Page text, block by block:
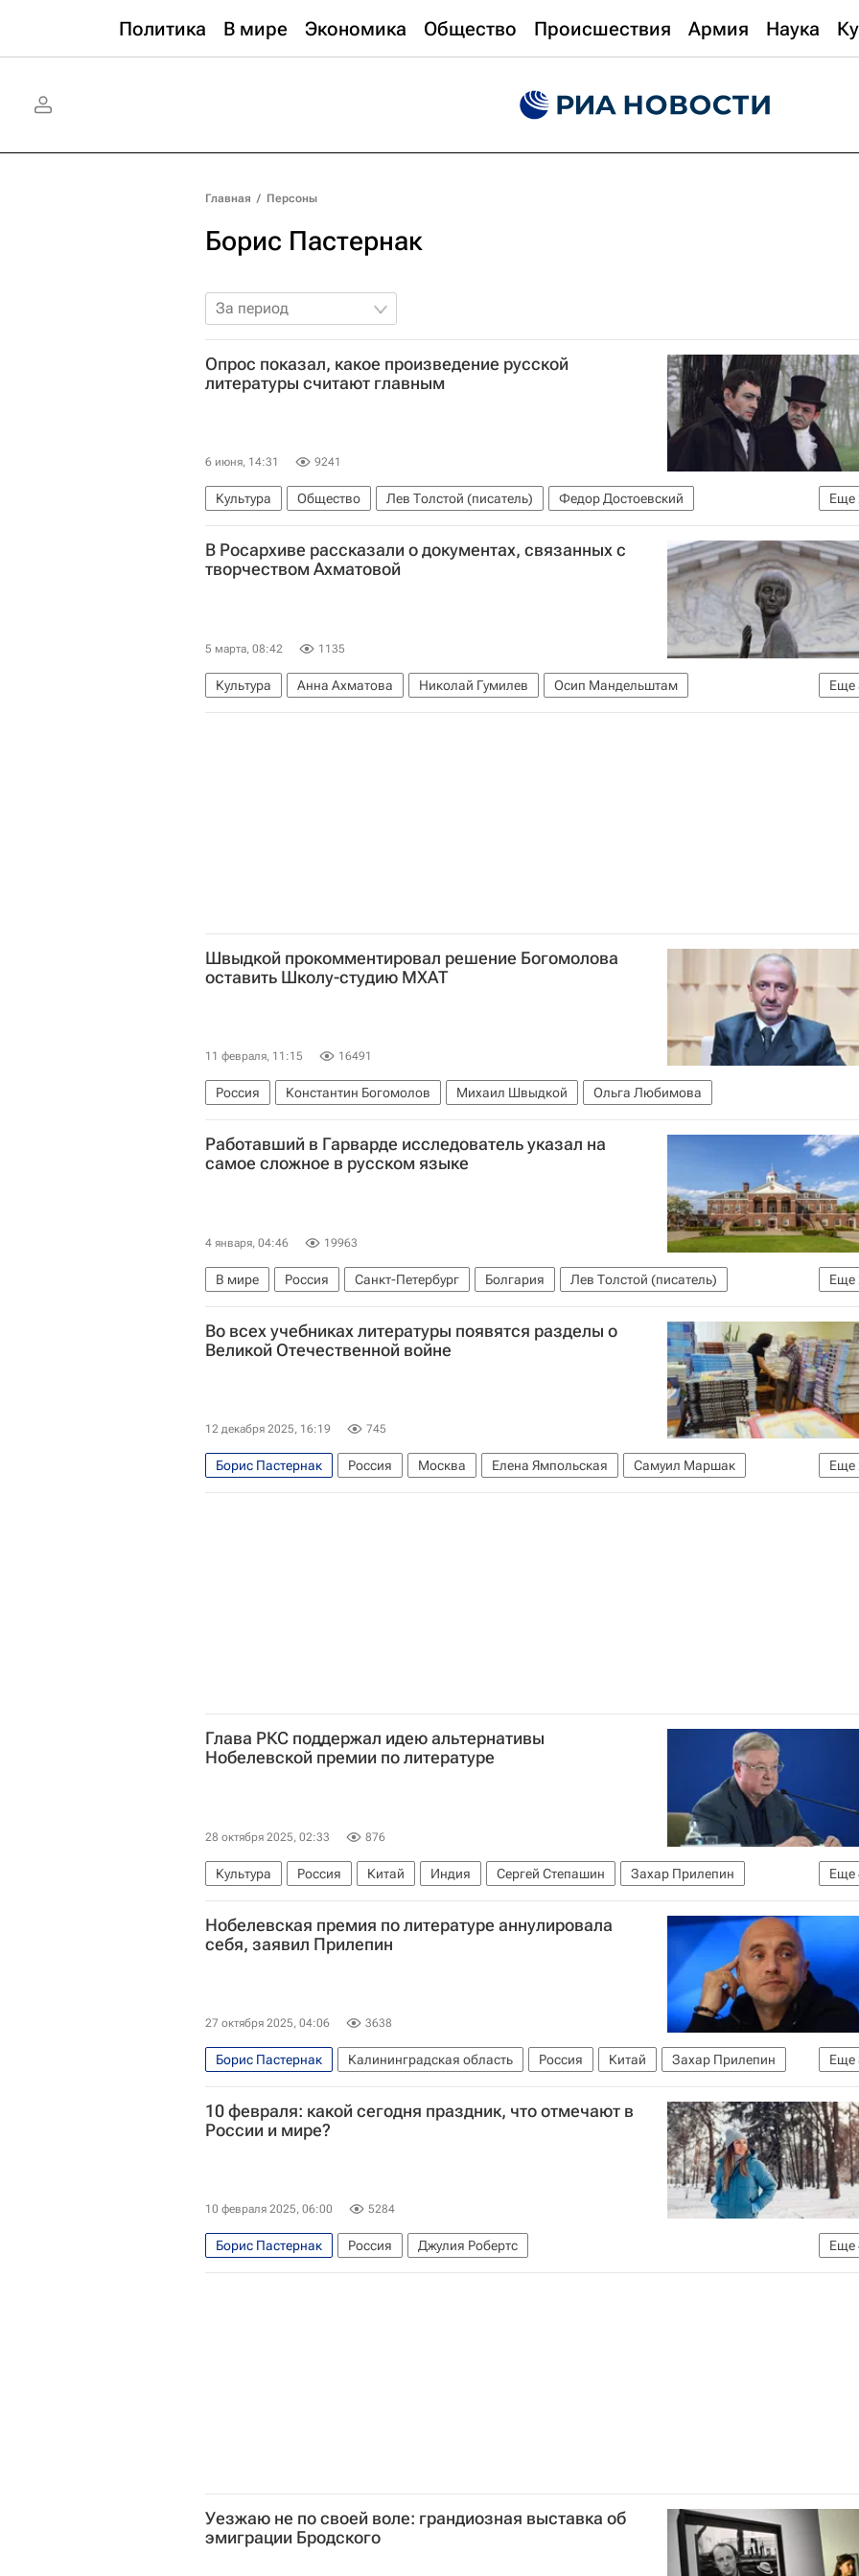
Политика В мире Экономика Общество Происшествия Армия Наука
Главная / Персоны
Борис Пастернак
За период
Опрос показал, какое произведение русской
литературы считают главным
6 июня, 14:31 9241
Еще
Культура Общество Лев Толстой (писатель)
Федор Достоевский
Александр Пушкин
Молодая гвардия
В Росархиве рассказали о документах, связанных с
творчеством Ахматовой
5 марта, 08:42 1135
Еще
Культура Анна Ахматова Николай Гумилев
Осип Мандельштам
Оксфордский университет
Федеральное архивное агентство (Росархив)
Швыдкой прокомментировал решение Богомолова
оставить Школу-студию МХАТ
11 февраля, 11:15 16491
Россия Константин Богомолов Михаил Швыдкой Ольга Любимова
Работавший в Гарварде исследователь указал на
самое сложное в русском языке
4 января, 04:46 19963
Еще
В мире Россия Санкт-Петербург Болгария
Лев Толстой (писатель)
Федор Достоевский
Николай Гоголь
Во всех учебниках литературы появятся разделы о
Великой Отечественной войне
12 декабря 2025, 16:19 745
Еще
Борис Пастернак Россия Москва Елена Ямпольская
Самуил Маршак
Российское общество "Знание"
Образование - Общество
Глава РКС поддержал идею альтернативы
Нобелевской премии по литературе
28 октября 2025, 02:33 876
Еще
Культура Россия Китай Индия Сергей Степашин
Захар Прилепин
Михаил Шолохов
Российские космические системы БРИКС Культура
Нобелевская премия по литературе аннулировала
себя, заявил Прилепин
27 октября 2025, 04:06 3638
Еще
Борис Пастернак Калининградская область Россия Китай
Захар Прилепин
Михаил Шолохов
Культура Культура
10 февраля: какой сегодня праздник, что отмечают в
России и мире?
10 февраля 2025, 06:00 5284
Еще
Борис Пастернак Россия
Джулия Робертс
Владимир (митрополит Кишиневский и всея Молдовы)
Праздники
Уезжаю не по своей воле: грандиозная выставка об
эмиграции Бродского